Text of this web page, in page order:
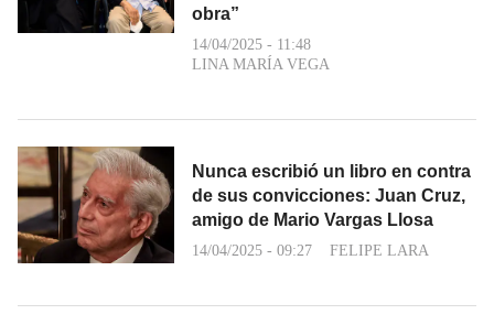
obra”
14/04/2025 - 11:48
LINA MARÍA VEGA
Nunca escribió un libro en contra
de sus convicciones: Juan Cruz,
amigo de Mario Vargas Llosa
14/04/2025 - 09:27 FELIPE LARA